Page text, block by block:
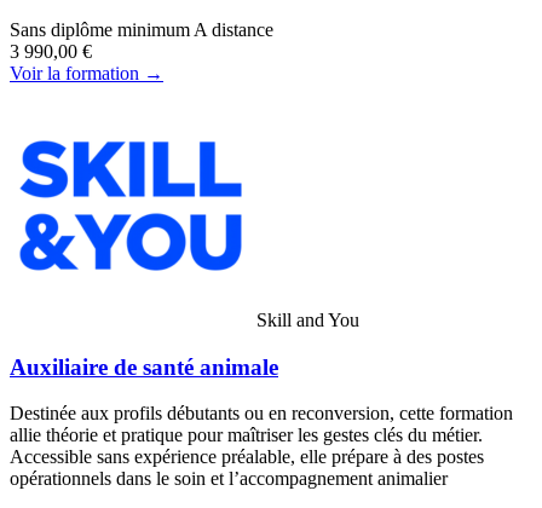
Sans diplôme minimum A distance
3 990,00 €
Voir la formation →
Skill and You
Auxiliaire de santé animale
Destinée aux profils débutants ou en reconversion, cette formation
allie théorie et pratique pour maîtriser les gestes clés du métier.
Accessible sans expérience préalable, elle prépare à des postes
opérationnels dans le soin et l’accompagnement animalier